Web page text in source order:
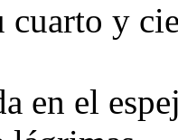
cuarto y
en el